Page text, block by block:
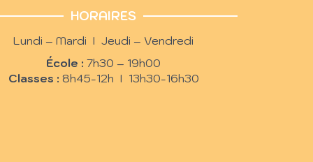
HORAIRES
Lundi – Mardi I Jeudi – Vendredi
École : 7h30 – 19h00
Classes : 8h45-12h I 13h30-16h30